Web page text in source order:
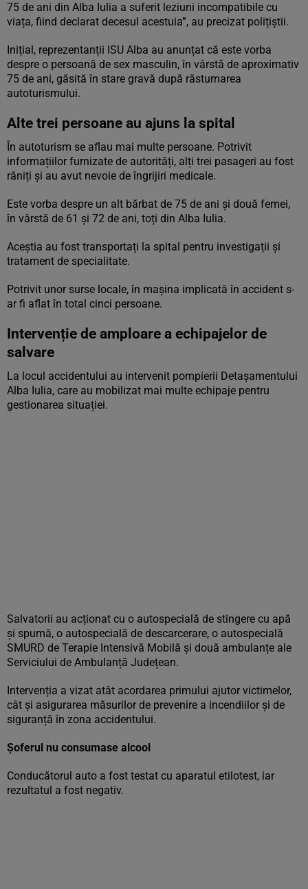
75 de ani din Alba Iulia a suferit leziuni incompatibile cu
viața, fiind declarat decesul acestuia”, au precizat polițiștii.
Inițial, reprezentanții ISU Alba au anunțat că este vorba
despre o persoană de sex masculin, în vârstă de aproximativ
75 de ani, găsită în stare gravă după răsturnarea
autoturismului.
Alte trei persoane au ajuns la spital
În autoturism se aflau mai multe persoane. Potrivit
informațiilor furnizate de autorități, alți trei pasageri au fost
răniți și au avut nevoie de îngrijiri medicale.
Este vorba despre un alt bărbat de 75 de ani și două femei,
în vârstă de 61 și 72 de ani, toți din Alba Iulia.
Aceștia au fost transportați la spital pentru investigații și
tratament de specialitate.
Potrivit unor surse locale, în mașina implicată în accident s-
ar fi aflat în total cinci persoane.
Intervenție de amploare a echipajelor de
salvare
La locul accidentului au intervenit pompierii Detașamentului
Alba Iulia, care au mobilizat mai multe echipaje pentru
gestionarea situației.
Salvatorii au acționat cu o autospecială de stingere cu apă
și spumă, o autospecială de descarcerare, o autospecială
SMURD de Terapie Intensivă Mobilă și două ambulanțe ale
Serviciului de Ambulanță Județean.
Intervenția a vizat atât acordarea primului ajutor victimelor,
cât și asigurarea măsurilor de prevenire a incendiilor și de
siguranță în zona accidentului.
Șoferul nu consumase alcool
Conducătorul auto a fost testat cu aparatul etilotest, iar
rezultatul a fost negativ.